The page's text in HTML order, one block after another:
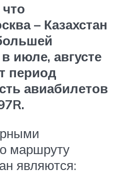
– Казахстан
июле, августе
период
авиабилетов
R.
маршруту
являются: